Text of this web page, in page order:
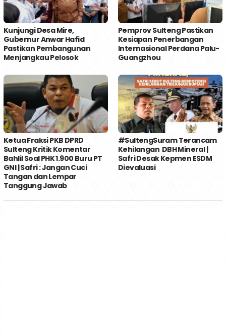
Kunjungi Desa Mire,
Gubernur Anwar Hafid
Pastikan Pembangunan
Menjangkau Pelosok
Pemprov Sulteng Pastikan
Kesiapan Penerbangan
Internasional Perdana Palu-
Guangzhou
Ketua Fraksi PKB DPRD
Sulteng Kritik Komentar
Bahlil Soal PHK 1.900 Buru PT
GNI | Safri : Jangan Cuci
Tangan dan Lempar
Tanggung Jawab
#SultengSuram Terancam
Kehilangan DBH Mineral |
Safri Desak Kepmen ESDM
Dievaluasi